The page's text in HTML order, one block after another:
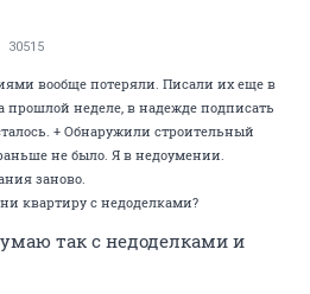
30515
вообще потеряли. Писали их еще в
прошлой неделе, в надежде подписать
+ Обнаружили строительный
не было. Я в недоумении.
заново.
квартиру с недоделками?
так с недоделками и